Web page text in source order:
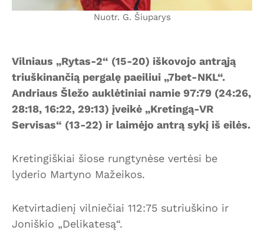
Nuotr. G. Šiuparys
Vilniaus „Rytas-2“ (15-20) iškovojo antrąją
triuškinančią pergalę paeiliui „7bet-NKL“.
Andriaus Šležo auklėtiniai namie 97:79 (24:26,
28:18, 16:22, 29:13) įveikė „Kretingą-VR
Servisas“ (13-22) ir laimėjo antrą sykį iš eilės.
Kretingiškiai šiose rungtynėse vertėsi be
lyderio Martyno Mažeikos.
Ketvirtadienį vilniečiai 112:75 sutriuškino ir
Joniškio „Delikatesą“.